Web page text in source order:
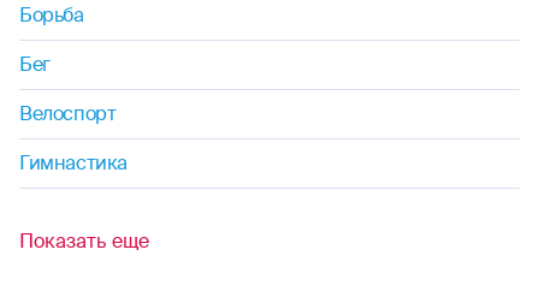
Борьба
Бег
Велоспорт
Гимнастика
Показать еще